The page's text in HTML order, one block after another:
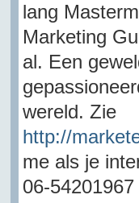
lang
Marketing
al. Een
wereld. Zie
http://
me als je
06-54201967